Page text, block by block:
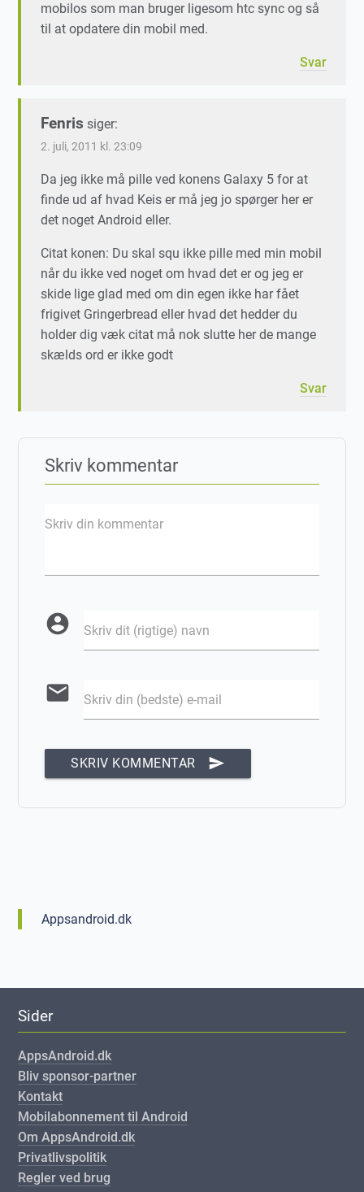
mobilos som man bruger ligesom htc sync og så
til at opdatere din mobil med.
Svar
Fenris siger:
2. juli, 2011 kl. 23:09
Da jeg ikke må pille ved konens Galaxy 5 for at
finde ud af hvad Keis er må jeg jo spørger her er
det noget Android eller.
Citat konen: Du skal squ ikke pille med min mobil
når du ikke ved noget om hvad det er og jeg er
skide lige glad med om din egen ikke har fået
frigivet Gringerbread eller hvad det hedder du
holder dig væk citat må nok slutte her de mange
skælds ord er ikke godt
Svar
Skriv kommentar
Skriv din kommentar
account_circle Skriv dit (rigtige) navn
email Skriv din (bedste) e-mail
SKRIV KOMMENTAR send
Appsandroid.dk
Sider
AppsAndroid.dk
Bliv sponsor-partner
Kontakt
Mobilabonnement til Android
Om AppsAndroid.dk
Privatlivspolitik
Regler ved brug